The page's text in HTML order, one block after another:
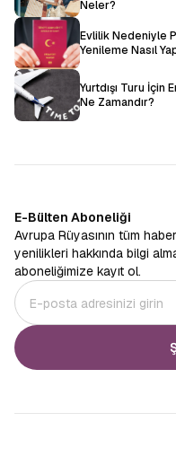
Neler?
Evlilik Nedeniyle
Yenileme Nasıl
Yurtdışı Turu İçin
Ne Zamandır?
E-Bülten Aboneliği
Avrupa Rüyasının tüm
yenilikleri hakkında bilgi
aboneliğimize kayıt ol.